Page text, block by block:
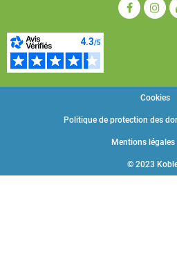
© 2023
Mentions légales
Politique de protection des
Cookies